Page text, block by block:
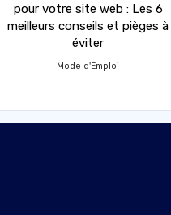
pour votre site web : Les 6
meilleurs conseils et pièges à
éviter
Mode d'Emploi